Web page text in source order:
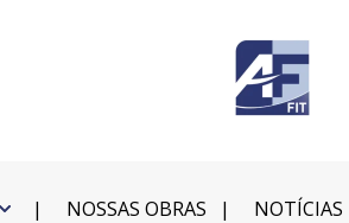
NOSSAS OBRAS NOTÍCIAS